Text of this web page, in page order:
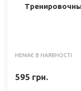
НЕМАЄ В НАЯВНОСТІ
595 грн.